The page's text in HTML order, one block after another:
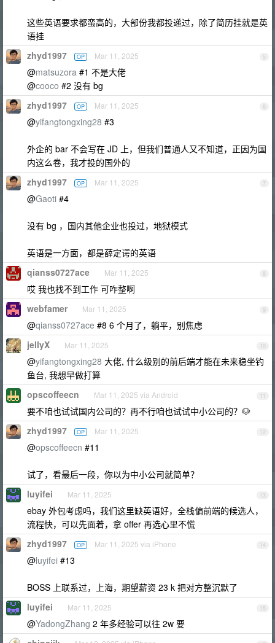
这些英语要求都蛮高的，大部份我都投递过，除了简历挂就是英
语挂
5
zhyd1997 OP Mar 11, 2025
@matsuzora #1 不是大佬
@cooco #2 没有 bg
6
zhyd1997 OP Mar 11, 2025
@yifangtongxing28 #3
外企的 bar 不会写在 JD 上，但我们普通人又不知道，正因为国
内这么卷，我才投的国外的
7
zhyd1997 OP Mar 11, 2025
@Gaoti #4
没有 bg ，国内其他企业也投过，地狱模式
英语是一方面，都是薛定谔的英语
8
qianss0727ace Mar 11, 2025
哎 我也找不到工作 可咋整啊
9
webfamer Mar 11, 2025
@qianss0727ace #8 6 个月了，躺平，别焦虑
10
jellyX Mar 11, 2025
@yifangtongxing28 大佬, 什么级别的前后端才能在未来稳坐钓
鱼台, 我想早做打算
11
opscoffeecn Mar 11, 2025 via Android
要不咱也试试国内公司的？再不行咱也试试中小公司的？🐶
12
zhyd1997 OP Mar 11, 2025
@opscoffeecn #11
试了，看最后一段，你以为中小公司就简单？
13
luyifei Mar 11, 2025
ebay 外包考虑吗，我们这里缺英语好，全栈偏前端的候选人，
流程快，可以先面着，拿 offer 再选心里不慌
14
zhyd1997 OP Mar 11, 2025 via iPhone
@luyifei #13
BOSS 上联系过，上海，期望薪资 23 k 把对方整沉默了
15
luyifei Mar 11, 2025
@YadongZhang 2 年多经验可以往 2w 要